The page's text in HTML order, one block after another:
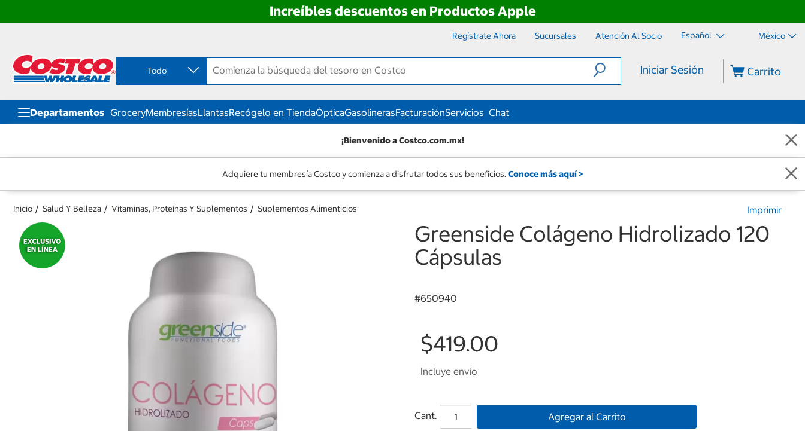
Increíbles descuentos en Productos Apple
contenido
menú
navegación
Regístrate Ahora Sucursales Atención Al Socio Español México
Todo Iniciar Sesión Carrito
Departamentos GroceryMembresíasLlantasRecógelo en TiendaÓpticaGasolinerasFacturaciónServicios Chat
¡Bienvenido a Costco.com.mx!
Adquiere tu membresía Costco y comienza a disfrutar todos sus beneficios. Conoce más aquí >
Inicio Salud Y Belleza Vitaminas, Proteínas Y Suplementos Suplementos Alimenticios Imprimir
Greenside Colágeno Hidrolizado 120
Cápsulas
#650940
$419.00
Incluye envío
Cant. Agregar al Carrito